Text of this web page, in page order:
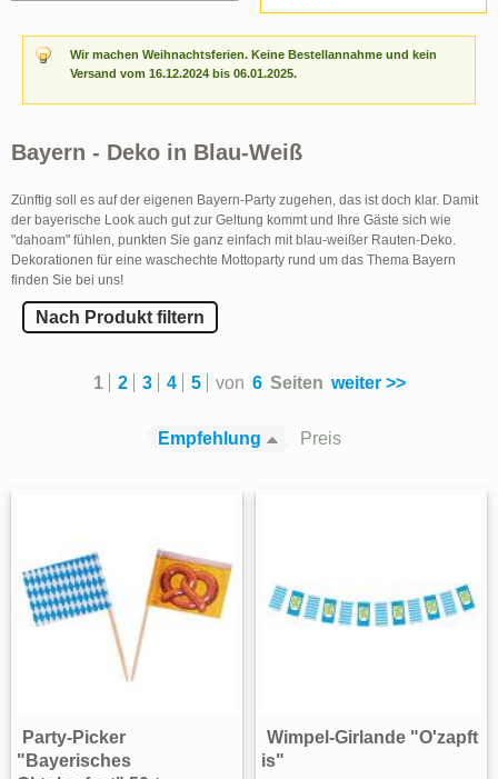
Wir machen Weihnachtsferien. Keine Bestellannahme und kein
Versand vom 16.12.2024 bis 06.01.2025.
Bayern - Deko in Blau-Weiß
Zünftig soll es auf der eigenen Bayern-Party zugehen, das ist doch klar. Damit
der bayerische Look auch gut zur Geltung kommt und Ihre Gäste sich wie
"dahoam" fühlen, punkten Sie ganz einfach mit blau-weißer Rauten-Deko.
Dekorationen für eine waschechte Mottoparty rund um das Thema Bayern
finden Sie bei uns!
Nach Produkt filtern
1 2 3 4 5 von 6 Seiten weiter >>
Empfehlung Preis
Party-Picker
"Bayerisches
Wimpel-Girlande "O'zapft
is"